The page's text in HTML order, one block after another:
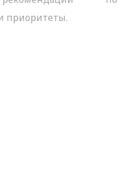
приоритеты.